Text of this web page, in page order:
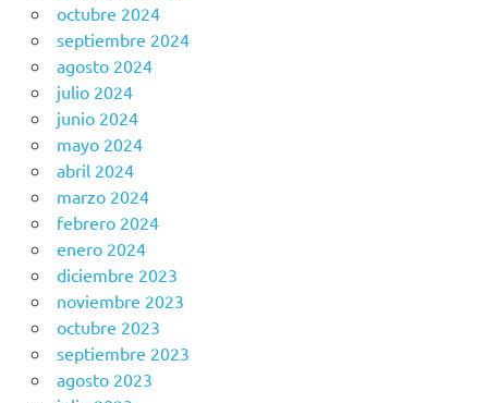
octubre 2024
septiembre 2024
agosto 2024
julio 2024
junio 2024
mayo 2024
abril 2024
marzo 2024
febrero 2024
enero 2024
diciembre 2023
noviembre 2023
octubre 2023
septiembre 2023
agosto 2023